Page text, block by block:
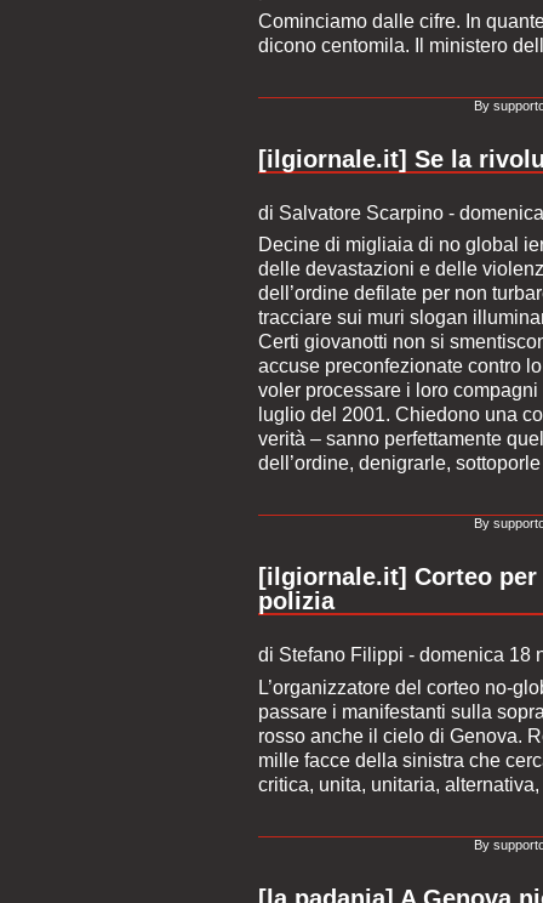
Cominciamo dalle cifre. In
dicono centomila. Il ministero
By
[ilgiornale.it] Se la
di Salvatore Scarpino -
Decine di migliaia di no global
delle devastazioni e delle
dell’ordine defilate per non
tracciare sui muri slogan
Certi giovanotti non si
accuse preconfezionate contro
voler processare i loro
luglio del 2001. Chiedono una
verità – sanno perfettamente
dell’ordine, denigrarle,
By
[ilgiornale.it] Corteo
polizia
di Stefano Filippi - domenica 18
L’organizzatore del corteo no-
passare i manifestanti sulla
rosso anche il cielo di Genova.
mille facce della sinistra che
critica, unita, unitaria,
By
[la padania] A Genova